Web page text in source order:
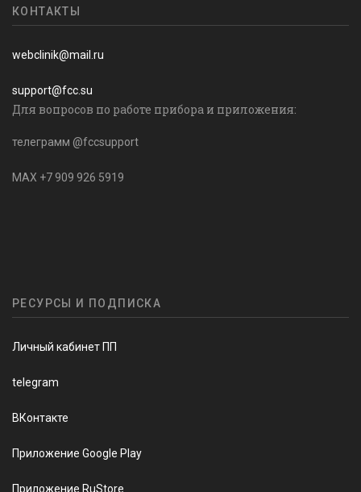
КОНТАКТЫ
webclinik@mail.ru
support@fcc.su
Для вопросов по работе прибора и приложения:
телеграмм @fccsupport
MAX +7 909 926 5919
РЕСУРСЫ И ПОДПИСКА
Личный кабинет ПП
telegram
ВКонтакте
Приложение Google Play
Приложение RuStore